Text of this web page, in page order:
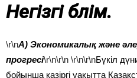
Негізгі бөлім.
\r\nА) Экономикалық және
прогресі\r\n\r\n \r\n\r\nБүкіл
бойынша қазіргі уақытта